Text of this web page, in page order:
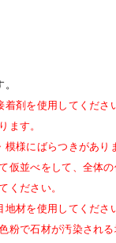
着剤を使用してくださ
ます。
模様にばらつきがあり
仮並べをして、全体
ください。
地材を使用してくださ
粉で石材が汚染される